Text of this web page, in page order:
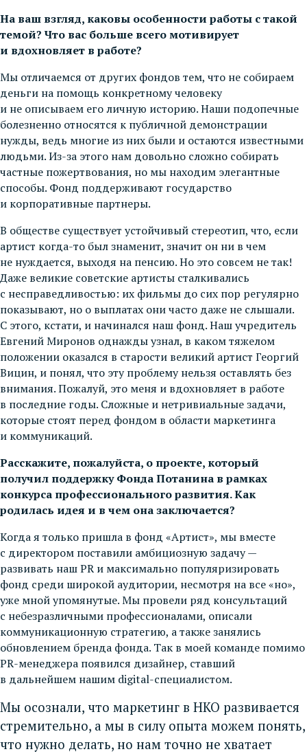
На ваш взгляд, каковы особенности работы с такой
темой? Что вас больше всего мотивирует
и вдохновляет в работе?
Мы отличаемся от других фондов тем, что не собираем
деньги на помощь конкретному человеку
и не описываем его личную историю. Наши подопечные
болезненно относятся к публичной демонстрации
нужды, ведь многие из них были и остаются известными
людьми. Из-за этого нам довольно сложно собирать
частные пожертвования, но мы находим элегантные
способы. Фонд поддерживают государство
и корпоративные партнеры.
В обществе существует устойчивый стереотип, что, если
артист когда-то был знаменит, значит он ни в чем
не нуждается, выходя на пенсию. Но это совсем не так!
Даже великие советские артисты сталкивались
с несправедливостью: их фильмы до сих пор регулярно
показывают, но о выплатах они часто даже не слышали.
С этого, кстати, и начинался наш фонд. Наш учредитель
Евгений Миронов однажды узнал, в каком тяжелом
положении оказался в старости великий артист Георгий
Вицин, и понял, что эту проблему нельзя оставлять без
внимания. Пожалуй, это меня и вдохновляет в работе
в последние годы. Сложные и нетривиальные задачи,
которые стоят перед фондом в области маркетинга
и коммуникаций.
Расскажите, пожалуйста, о проекте, который
получил поддержку Фонда Потанина в рамках
конкурса профессионального развития. Как
родилась идея и в чем она заключается?
Когда я только пришла в фонд «Артист», мы вместе
с директором поставили амбициозную задачу —
развивать наш PR и максимально популяризировать
фонд среди широкой аудитории, несмотря на все «но»,
уже мной упомянутые. Мы провели ряд консультаций
с небезразличными профессионалами, описали
коммуникационную стратегию, а также занялись
обновлением бренда фонда. Так в моей команде помимо
PR-менеджера появился дизайнер, ставший
в дальнейшем нашим digital-специалистом.
Мы осознали, что маркетинг в НКО развивается
стремительно, а мы в силу опыта можем понять,
что нужно делать, но нам точно не хватает